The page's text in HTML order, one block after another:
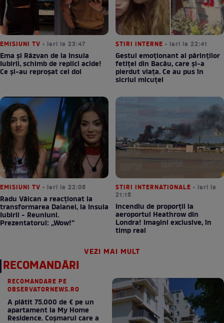
EMISIUNI TV • ieri la 23:47
Ema și Răzvan de la Insula
Iubirii, schimb de replici acide!
Ce și-au reproșat cei doi
STIRI INTERNE • ieri la 22:41
Gestul emoționant al părinților
fetiței din Bacău, care și-a
pierdut viața. Ce au pus în
sicriul micuței
EMISIUNI TV • ieri la 22:06
Radu Vâlcan a reacționat la
transformarea Daianei, la Insula
Iubirii - Reuniuni.
Prezentatorul: „Wow!”
STIRI INTERNATIONALE • ieri la
21:16
Incendiu de proporții la
aeroportul Heathrow din
Londra! Imagini exclusive, în
timp real
VEZI MAI MULT
RECOMANDĂRI
RECOMANDARE PE
OBSERVATORNEWS.RO
A plătit 75.000 de € pe un
apartament la My Home
Residence. Coşmarul care a